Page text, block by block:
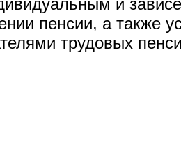
и
пенсии, а также
трудовых